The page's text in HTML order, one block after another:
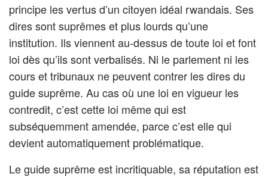
principe les vertus d’un citoyen idéal rwandais. Ses
dires sont suprêmes et plus lourds qu’une
institution. Ils viennent au-dessus de toute loi et font
loi dès qu’ils sont verbalisés. Ni le parlement ni les
cours et tribunaux ne peuvent contrer les dires du
guide suprême. Au cas où une loi en vigueur les
contredit, c’est cette loi même qui est
subséquemment amendée, parce c’est elle qui
devient automatiquement problématique.
Le guide suprême est incritiquable, sa réputation est